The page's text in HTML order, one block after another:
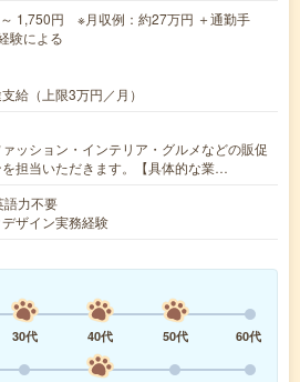
1,750円 ※月収例：約27万円 ＋通勤手
験による
給（上限3万円／月）
ッション・インテリア・グルメなどの販促
担当いただきます。【具体的な業…
語力不要
デザイン実務経験
30代 40代 50代
60代